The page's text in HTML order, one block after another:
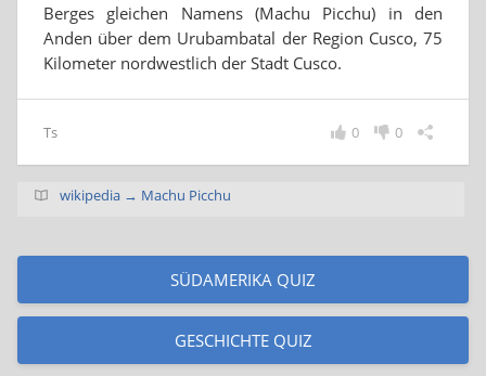
Berges gleichen Namens (Machu Picchu) in den
Anden über dem Urubambatal der Region Cusco, 75
Kilometer nordwestlich der Stadt Cusco.
Ts 0
0
wikipedia → Machu Picchu
SÜDAMERIKA QUIZ
GESCHICHTE QUIZ